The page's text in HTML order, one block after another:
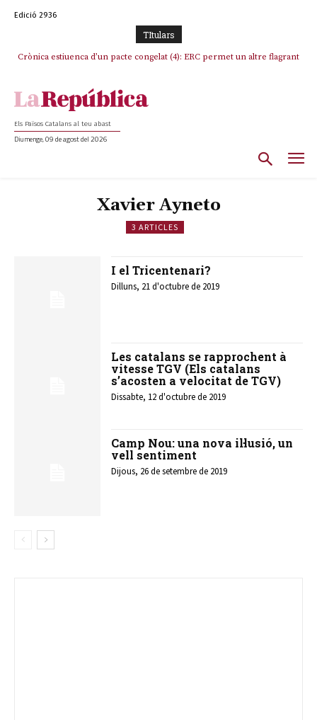
Edició 2936
TItulars
Crònica estiuenca d’un pacte congelat (4): ERC permet un altre flagrant
Els Països Catalans al teu abast
Diumenge, 09 de agost del 2026
Xavier Ayneto
3 ARTICLES
I el Tricentenari?
Dilluns, 21 d'octubre de 2019
Les catalans se rapprochent à
vitesse TGV (Els catalans
s’acosten a velocitat de TGV)
Dissabte, 12 d'octubre de 2019
Camp Nou: una nova il·lusió, un
vell sentiment
Dijous, 26 de setembre de 2019